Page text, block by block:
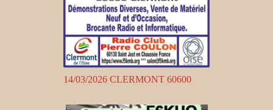
14/03/2026 CLERMONT 60600